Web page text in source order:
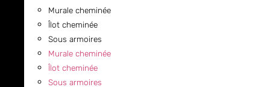
Murale cheminée
Îlot cheminée
Sous armoires
Murale cheminée
Îlot cheminée
Sous armoires